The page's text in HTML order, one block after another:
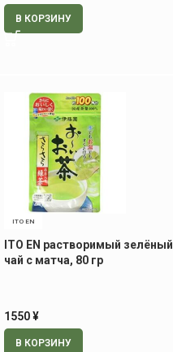
В КОРЗИНУ
ITO EN
ITO EN растворимый зелёный
чай с матча, 80 гр
1550¥
В КОРЗИНУ